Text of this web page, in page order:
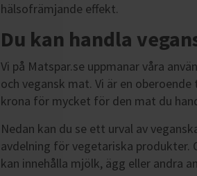
hälsofrämjande effekt.
Du kan handla
Vi på Matspar.se uppmanar våra
och vegansk mat. Vi är en
krona för mycket för den mat du
Nedan kan du se ett urval av
avdelning för vegetariska produkter.
kan innehålla mjölk, ägg eller andra